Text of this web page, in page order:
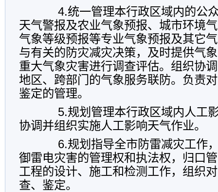
4.统一管理本行政区域内的公众
天气警报及农业气象预报、城市环境
气象等级预报等专业气象预报及其它
与有关的防灾减灾决策，及时提供气
重大气象灾害进行调查评估。组织协
地区、跨部门的气象服务联防。负责
鉴定的管理。
5.规划管理本行政区域内人工影
协调并组织实施人工影响天气作业。
6.规划指导全市防雷减灾工作，
御雷电灾害的管理权和执法权，归口
工程的设计、施工和检测工作，组织
查、鉴定。